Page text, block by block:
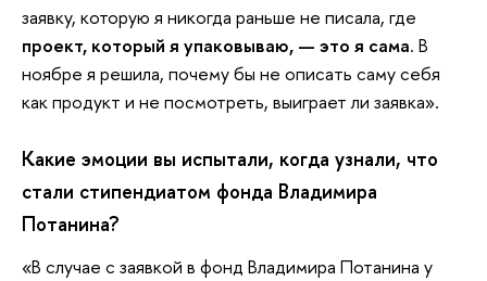
заявку, которую я никогда раньше не писала, где
проект, который я упаковываю, — это я сама. В
ноябре я решила, почему бы не описать саму себя
как продукт и не посмотреть, выиграет ли заявка».
Какие эмоции вы испытали, когда узнали, что
стали стипендиатом фонда Владимира
Потанина?
«В случае с заявкой в фонд Владимира Потанина у